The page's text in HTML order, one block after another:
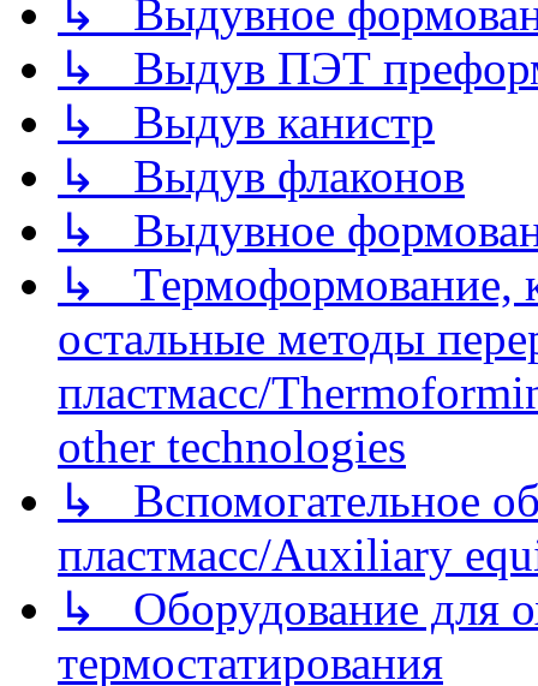
↳ Выдувное
↳ Выдув ПЭТ
↳ Выдув канистр
↳ Выдув флаконов
↳ Выдувное
↳ Термоформование,
остальные методы
пластмасс/
other technologies
↳ Вспомогательное
пластмасс/Auxiliary
↳ Оборудование для
термостатирования